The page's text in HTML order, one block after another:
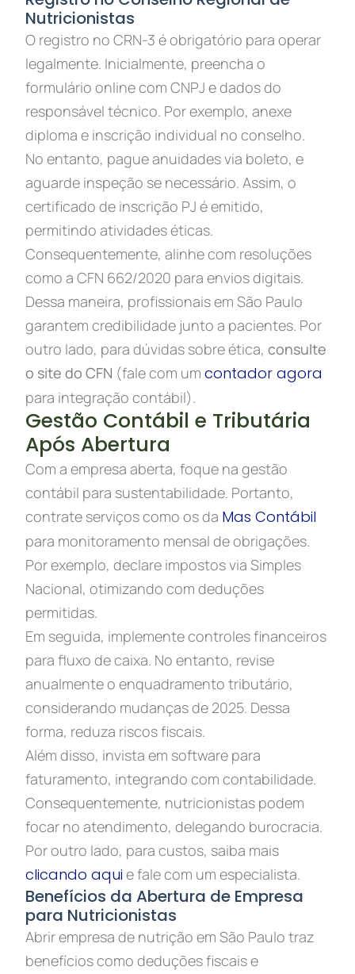
Nutricionistas
O registro no CRN-3 é obrigatório para operar
legalmente. Inicialmente, preencha o
formulário online com CNPJ e dados do
responsável técnico. Por exemplo, anexe
diploma e inscrição individual no conselho.
No entanto, pague anuidades via boleto, e
aguarde inspeção se necessário. Assim, o
certificado de inscrição PJ é emitido,
permitindo atividades éticas.
Consequentemente, alinhe com resoluções
como a CFN 662/2020 para envios digitais.
Dessa maneira, profissionais em São Paulo
garantem credibilidade junto a pacientes. Por
outro lado, para dúvidas sobre ética,consulte
o site do CFN (fale com umcontador agora
para integração contábil).
Gestão Contábil e Tributária
Após Abertura
Com a empresa aberta, foque na gestão
contábil para sustentabilidade. Portanto,
contrate serviços como os da Mas Contábil
para monitoramento mensal de obrigações.
Por exemplo, declare impostos via Simples
Nacional, otimizando com deduções
permitidas.
Em seguida, implemente controles financeiros
para fluxo de caixa. No entanto, revise
anualmente o enquadramento tributário,
considerando mudanças de 2025. Dessa
forma, reduza riscos fiscais.
Além disso, invista em software para
faturamento, integrando com contabilidade.
Consequentemente, nutricionistas podem
focar no atendimento, delegando burocracia.
Por outro lado, para custos, saiba mais
clicando aqui e fale com um especialista.
Benefícios da Abertura de Empresa
para Nutricionistas
Abrir empresa de nutrição em São Paulo traz
benefícios como deduções fiscais e